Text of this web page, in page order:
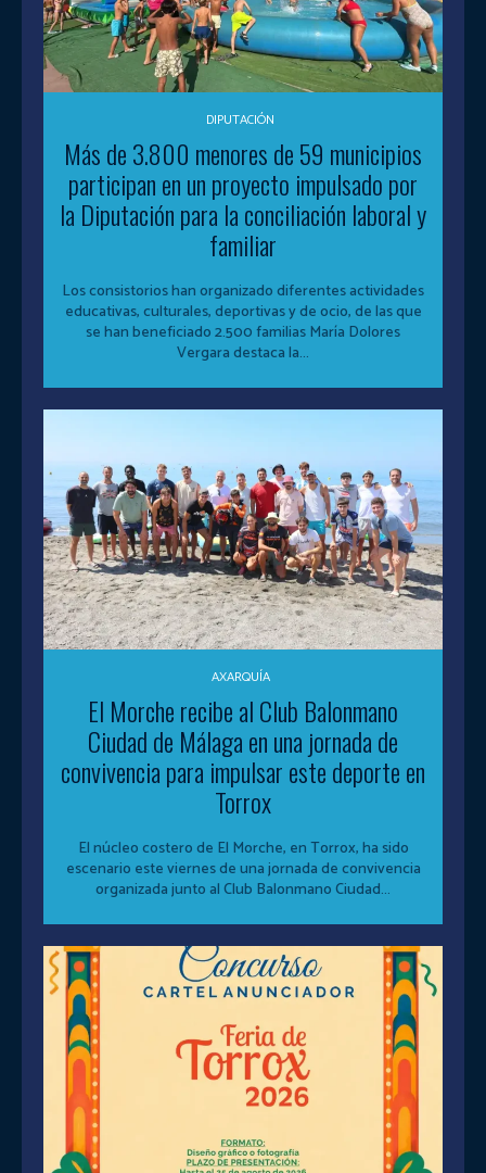
DIPUTACIÓN
Más de 3.800 menores de 59 municipios
participan en un proyecto impulsado por
la Diputación para la conciliación laboral y
familiar
Los consistorios han organizado diferentes actividades
educativas, culturales, deportivas y de ocio, de las que
se han beneficiado 2.500 familias María Dolores
Vergara destaca la...
AXARQUÍA
El Morche recibe al Club Balonmano
Ciudad de Málaga en una jornada de
convivencia para impulsar este deporte en
Torrox
El núcleo costero de El Morche, en Torrox, ha sido
escenario este viernes de una jornada de convivencia
organizada junto al Club Balonmano Ciudad...